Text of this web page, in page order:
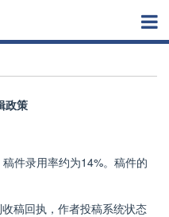
政策
件录用率约为14%。稿件的
稿回执，作者投稿系统状态